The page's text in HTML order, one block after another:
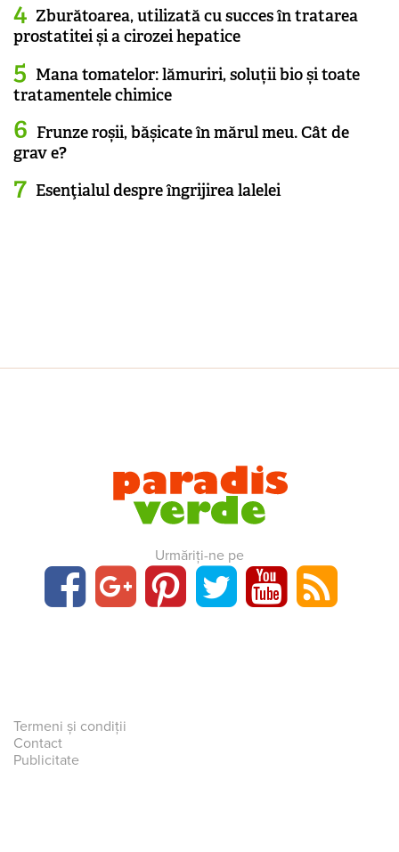
Zburătoarea, utilizată cu succes în tratarea
prostatitei și a cirozei hepatice
Mana tomatelor: lămuriri, soluții bio și toate
tratamentele chimice
Frunze roșii, bășicate în mărul meu. Cât de
grav e?
Esenţialul despre îngrijirea lalelei
Urmăriți-ne pe
Termeni și condiții
Contact
Publicitate